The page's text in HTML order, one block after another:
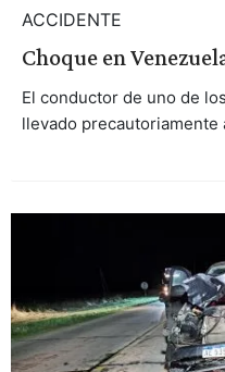
ACCIDENTE
Choque en
El conductor de uno de
llevado precautoriamente